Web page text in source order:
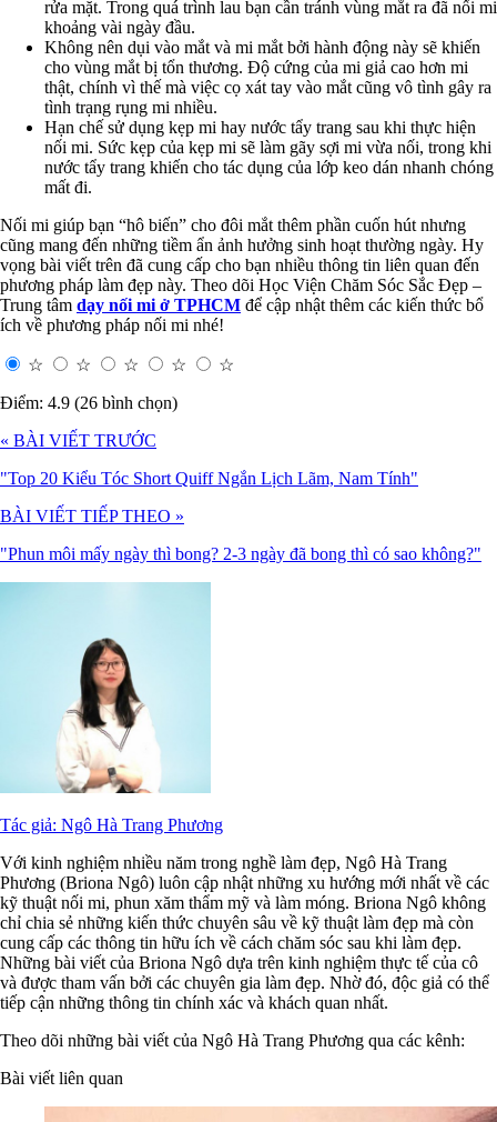
rửa mặt. Trong quá trình lau bạn cần tránh vùng mắt ra đã nối mi
khoảng vài ngày đầu.
Không nên dụi vào mắt và mi mắt bởi hành động này sẽ khiến
cho vùng mắt bị tổn thương. Độ cứng của mi giả cao hơn mi
thật, chính vì thế mà việc cọ xát tay vào mắt cũng vô tình gây ra
tình trạng rụng mi nhiều.
Hạn chế sử dụng kẹp mi hay nước tẩy trang sau khi thực hiện
nối mi. Sức kẹp của kẹp mi sẽ làm gãy sợi mi vừa nối, trong khi
nước tẩy trang khiến cho tác dụng của lớp keo dán nhanh chóng
mất đi.
Nối mi giúp bạn “hô biến” cho đôi mắt thêm phần cuốn hút nhưng
cũng mang đến những tiềm ẩn ảnh hưởng sinh hoạt thường ngày. Hy
vọng bài viết trên đã cung cấp cho bạn nhiều thông tin liên quan đến
phương pháp làm đẹp này. Theo dõi Học Viện Chăm Sóc Sắc Đẹp –
Trung tâm dạy nối mi ở TPHCM để cập nhật thêm các kiến thức bổ
ích về phương pháp nối mi nhé!
☆ ☆ ☆ ☆
☆
Điểm: 4.9 (26 bình chọn)
« BÀI VIẾT TRƯỚC
"Top 20 Kiểu Tóc Short Quiff Ngắn Lịch Lãm, Nam Tính"
BÀI VIẾT TIẾP THEO »
"Phun môi mấy ngày thì bong? 2-3 ngày đã bong thì có sao không?"
Tác giả: Ngô Hà Trang Phương
Với kinh nghiệm nhiều năm trong nghề làm đẹp, Ngô Hà Trang
Phương (Briona Ngô) luôn cập nhật những xu hướng mới nhất về các
kỹ thuật nối mi, phun xăm thẩm mỹ và làm móng. Briona Ngô không
chỉ chia sẻ những kiến thức chuyên sâu về kỹ thuật làm đẹp mà còn
cung cấp các thông tin hữu ích về cách chăm sóc sau khi làm đẹp.
Những bài viết của Briona Ngô dựa trên kinh nghiệm thực tế của cô
và được tham vấn bởi các chuyên gia làm đẹp. Nhờ đó, độc giả có thể
tiếp cận những thông tin chính xác và khách quan nhất.
Theo dõi những bài viết của Ngô Hà Trang Phương qua các kênh:
Bài viết liên quan